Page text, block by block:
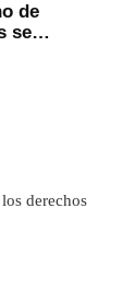
de
se
derechos